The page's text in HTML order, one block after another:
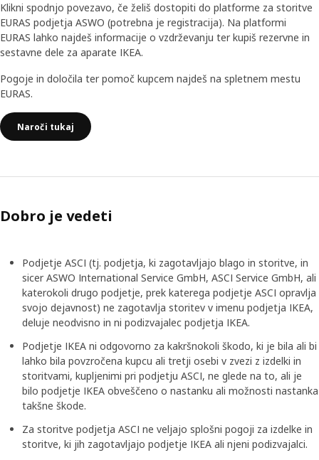
Klikni spodnjo povezavo, če želiš dostopiti do platforme za storitve
EURAS podjetja ASWO (potrebna je registracija). Na platformi
EURAS lahko najdeš informacije o vzdrževanju ter kupiš rezervne in
sestavne dele za aparate IKEA.
Pogoje in določila ter pomoč kupcem najdeš na spletnem mestu
EURAS.
Naroči tukaj
Dobro je vedeti
Podjetje ASCI (tj. podjetja, ki zagotavljajo blago in storitve, in
sicer ASWO International Service GmbH, ASCI Service GmbH, ali
katerokoli drugo podjetje, prek katerega podjetje ASCI opravlja
svojo dejavnost) ne zagotavlja storitev v imenu podjetja IKEA,
deluje neodvisno in ni podizvajalec podjetja IKEA.
Podjetje IKEA ni odgovorno za kakršnokoli škodo, ki je bila ali bi
lahko bila povzročena kupcu ali tretji osebi v zvezi z izdelki in
storitvami, kupljenimi pri podjetju ASCI, ne glede na to, ali je
bilo podjetje IKEA obveščeno o nastanku ali možnosti nastanka
takšne škode.
Za storitve podjetja ASCI ne veljajo splošni pogoji za izdelke in
storitve, ki jih zagotavljajo podjetje IKEA ali njeni podizvajalci.